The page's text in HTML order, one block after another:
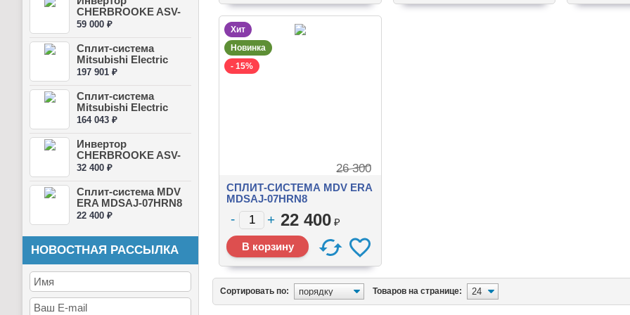
CHERBROOKE ASV-
24UR4K1/AOV-
59 000 ₽
Сплит-система
Mitsubishi Electric
Design I...
197 901 ₽
Сплит-система
Mitsubishi Electric
Design I...
164 043 ₽
Инвертор
CHERBROOKE ASV-
07UR4K1/AOV-
32 400 ₽
Сплит-система MDV
ERA MDSAJ-07HRN8
22 400 ₽
НОВОСТНАЯ РАССЫЛКА
Хит
Новинка
- 15%
СПЛИТ-СИСТЕМА MDV ERA
MDSAJ-07HRN8
26 300
22 400 ₽
Сортировать по: Товаров на странице: